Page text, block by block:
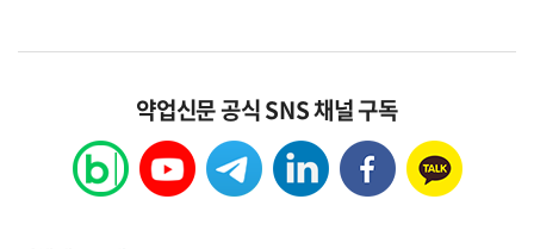
약업신문 공식 SNS 채널 구독